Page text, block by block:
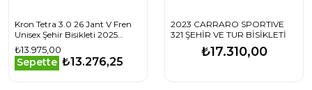
Kron Tetra 3.0 26 Jant V Fren
Unisex Şehir Bisikleti 2025
Model
1001001294_MatFümeSiyahNeonSarı
₺13.975,00
Sepette ₺13.276,25
2023 CARRARO SPORTIVE
321 ŞEHİR VE TUR BİSİKLETİ
₺17.310,00